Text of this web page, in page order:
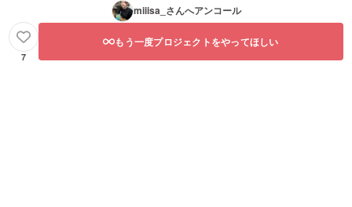
miiisa_ さんへアンコール
7
もう一度プロジェクトをやってほしい